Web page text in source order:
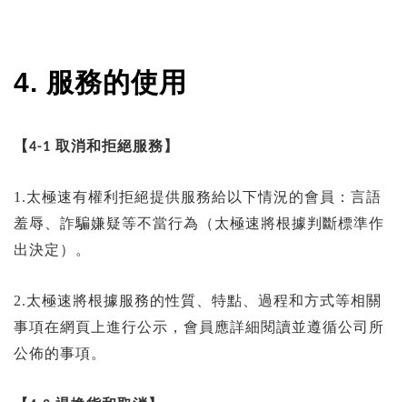
4. 服務的使用
【4-1 取消和拒絕服務】
1.太極速有權利拒絕提供服務給以下情況的會員：言語
羞辱、詐騙嫌疑等不當行為（太極速將根據判斷標準作
出決定）。
2.太極速將根據服務的性質、特點、過程和方式等相關
事項在網頁上進行公示，會員應詳細閱讀並遵循公司所
公佈的事項。